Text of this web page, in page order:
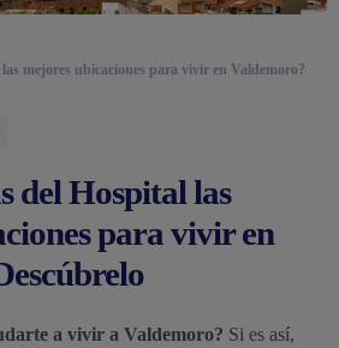
mejores ubicaciones para vivir en Valdemoro?
del Hospital las
para vivir en
a vivir a Valdemoro? Si es así,